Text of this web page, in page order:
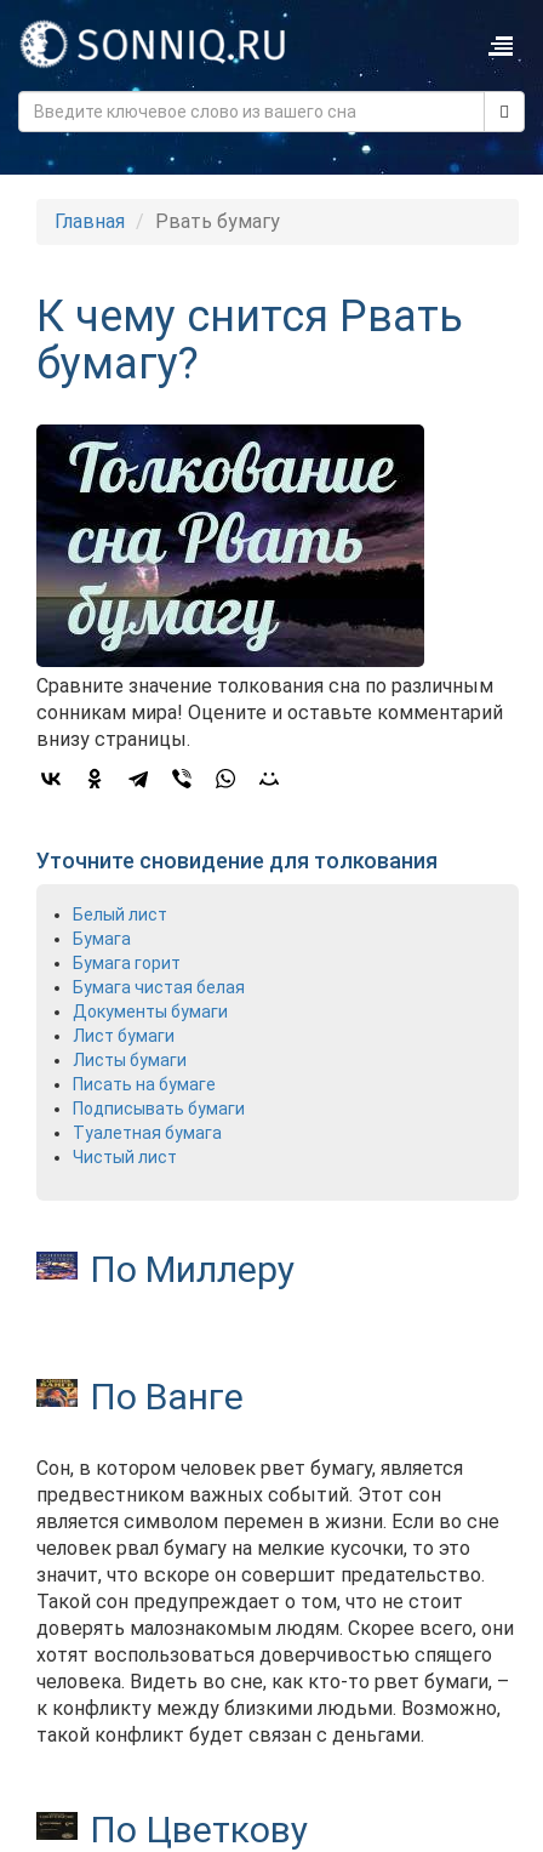
Главная Рвать бумагу
К чему снится Рвать
бумагу?
Сравните значение толкования сна по различным
сонникам мира! Оцените и оставьте комментарий
внизу страницы.
Уточните сновидение для толкования
Белый лист
Бумага
Бумага горит
Бумага чистая белая
Документы бумаги
Лист бумаги
Листы бумаги
Писать на бумаге
Подписывать бумаги
Туалетная бумага
Чистый лист
По Миллеру
По Ванге
Сон, в котором человек рвет бумагу, является
предвестником важных событий. Этот сон
является символом перемен в жизни. Если во сне
человек рвал бумагу на мелкие кусочки, то это
значит, что вскоре он совершит предательство.
Такой сон предупреждает о том, что не стоит
доверять малознакомым людям. Скорее всего, они
хотят воспользоваться доверчивостью спящего
человека. Видеть во сне, как кто-то рвет бумаги, –
к конфликту между близкими людьми. Возможно,
такой конфликт будет связан с деньгами.
По Цветкову